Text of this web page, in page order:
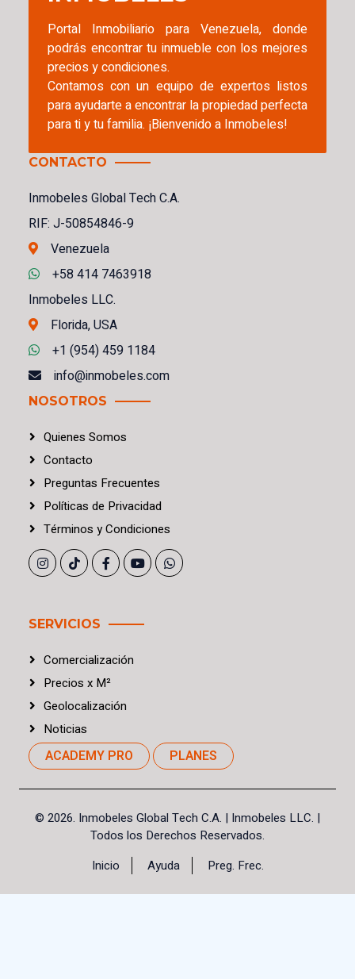
Portal Inmobiliario para Venezuela, donde
podrás encontrar tu inmueble con los mejores
precios y condiciones.
Contamos con un equipo de expertos listos
para ayudarte a encontrar la propiedad perfecta
para ti y tu familia. ¡Bienvenido a Inmobeles!
CONTACTO
Inmobeles Global Tech C.A.
RIF: J-50854846-9
Venezuela
+58 414 7463918
Inmobeles LLC.
Florida, USA
+1 (954) 459 1184
info@inmobeles.com
NOSOTROS
Quienes Somos
Contacto
Preguntas Frecuentes
Políticas de Privacidad
Términos yCondiciones
SERVICIOS
Comercialización
Precios x M²
Geolocalización
Noticias
ACADEMY PRO PLANES
© 2026. Inmobeles Global Tech C.A. | Inmobeles LLC. |
Todos los Derechos Reservados.
Inicio
Ayuda Preg. Frec.